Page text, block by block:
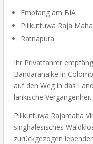
Empfang am BIA
Pilikuttuwa Raja
Ratnapura
Ihr Privatfahrer
Bandaranaike in
auf den Weg in das
lankische
Pilikuttuwa Rajamaha
singhalesisches
zurückgezogen